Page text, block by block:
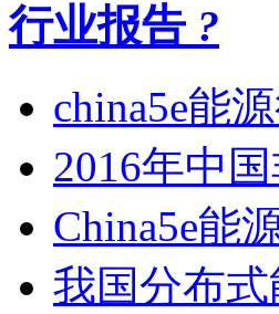
行业报告 ?
china5e能
2016年中
China5e能
我国分布